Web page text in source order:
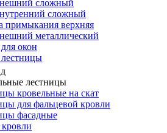
сложный
сложный
примыкания верхняя
металлический
окон
лестницы
кровельные на скат
для фальцевой кровли
фасадные